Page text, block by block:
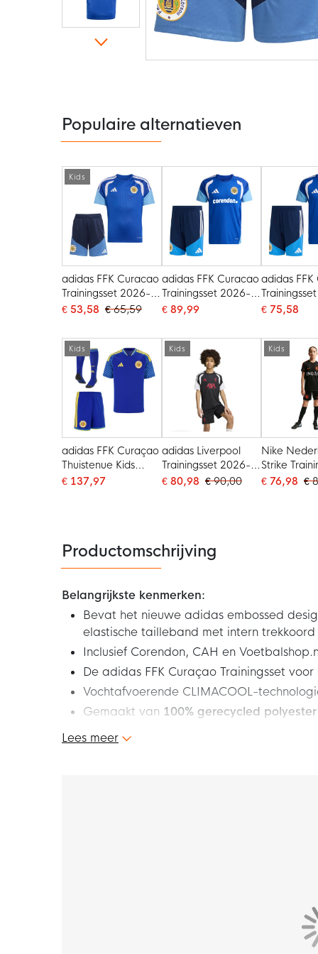
de
afbeeldingen-
gallerij
Populaire alternatieven
Kids
adidas FFK Curacao
Trainingsset 2026-
2028 Blauw Kids
€ 53,58 € 65,59
adidas FFK Curacao
Trainingsset 2026-
2028 Sponsors
€ 89,99
adidas
2028 Blauw
€ 75,58
Kids
adidas FFK Curaçao
Thuistenue Kids
2026-2028
€ 137,97
Kids
adidas Liverpool
Trainingsset 2026-
2027 Kids Zwart
€ 80,98 € 90,00
Kids
Nike
Strike
2026-2028
€ 76,98 €
Productomschrijving
Belangrijkste kenmerken:
Bevat het nieuwe adidas embossed
elastische tailleband met intern trekkoord
Inclusief Corendon, CAH en
De adidas FFK Curaçao Trainingsset
Vochtafvoerende CLIMACOOL-
Gemaakt van 100% gerecycled polyester
is voorzien van een ronde hals voor extra
over een elastische tailleband met intern
Lees meer